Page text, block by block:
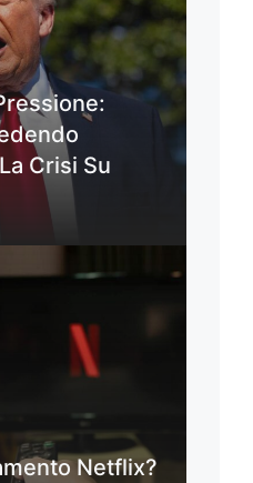
Crisi Su
Netflix?